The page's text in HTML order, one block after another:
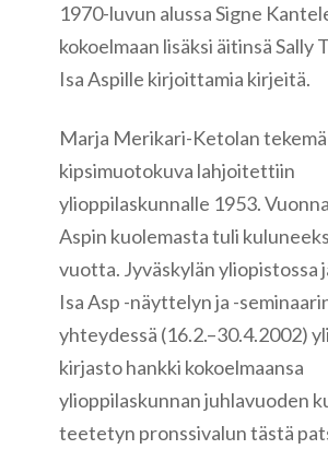
1970-luvun alussa Signe
kokoelmaan lisäksi äitinsä Sally
Isa Aspille kirjoittamia kirjeitä.
Marja Merikari-Ketolan tekemä
kipsimuotokuva lahjoitettiin
ylioppilaskunnalle 1953.
Aspin kuolemasta tuli
vuotta. Jyväskylän yliopistossa
Isa Asp -näyttelyn ja -
yhteydessä (16.2.–30.4.2002)
kirjasto hankki kokoelmaansa
ylioppilaskunnan juhlavuoden
teetetyn pronssivalun tästä